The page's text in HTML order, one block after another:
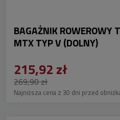
BAGAŻNIK ROWEROWY
MTX TYP V (DOLNY)
215,92 zł
269,90 zł
Najniższa cena z 30 dni przed